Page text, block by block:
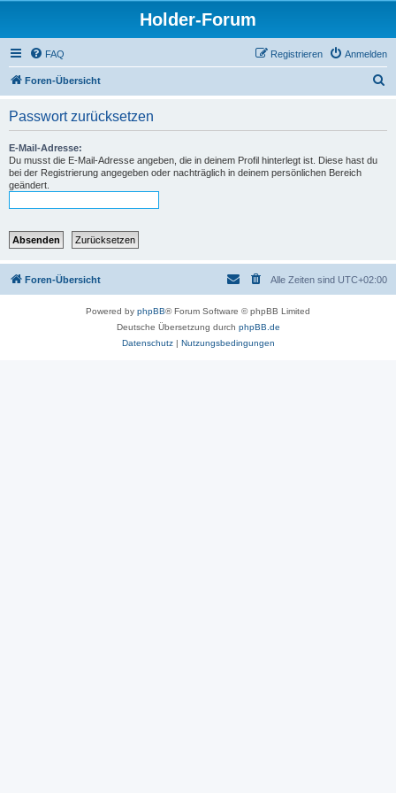
Holder-Forum
FAQ Anmelden
Registrieren
Foren-Übersicht
Passwort zurücksetzen
E-Mail-Adresse:
Du musst die E-Mail-Adresse angeben, die in deinem Profil hinterlegt ist. Diese hast du
bei der Registrierung angegeben oder nachträglich in deinem persönlichen Bereich
geändert.
Foren-Übersicht Alle Zeiten sind UTC+02:00
Powered by phpBB® Forum Software © phpBB Limited
Deutsche Übersetzung durch phpBB.de
Datenschutz| Nutzungsbedingungen